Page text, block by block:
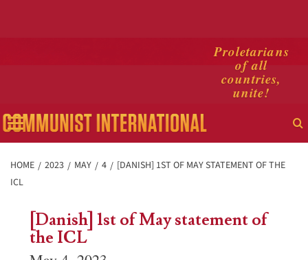
Proletarians
of all
countries,
unite!
Primary
Menu
HOME 2023 MAY 4
[DANISH] 1ST OF MAY STATEMENT OF THE
ICL
[Danish] 1st of May statement of
the ICL